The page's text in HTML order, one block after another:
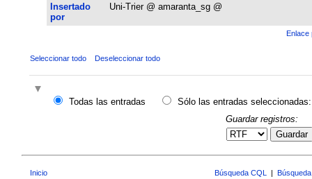
Insertado
por
Uni-Trier @ amaranta_sg @
Enlace
Seleccionar todo Deseleccionar todo
Todas las entradas
Sólo las entradas seleccionadas:
Guardar registros:
Guardar
Inicio Búsqueda CQL